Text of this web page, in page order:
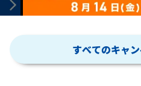
すべてのキャ